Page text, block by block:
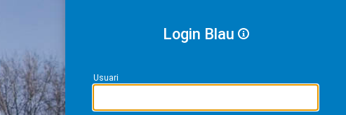
Login Blau
Usuari